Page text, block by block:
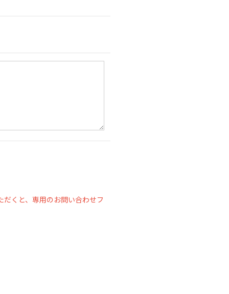
くと、専用のお問い合わせフ